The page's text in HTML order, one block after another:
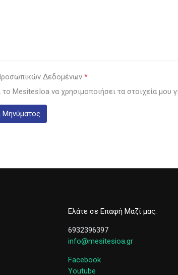
Δεδομένων *
MesitesIoa να χρησιμοποιήσει τα στοιχεία μου
Ελάτε σε Επαφή Μαζί μας
6932396397
info@mesitesioa.gr
Facebook
Youtube